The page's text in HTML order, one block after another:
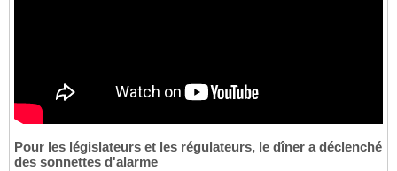
Pour les législateurs et les régulateurs, le dîner a déclenché
des sonnettes d'alarme